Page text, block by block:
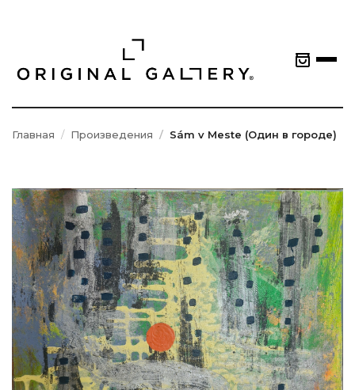
Главная Произведения Sám v Meste (Один в городе)